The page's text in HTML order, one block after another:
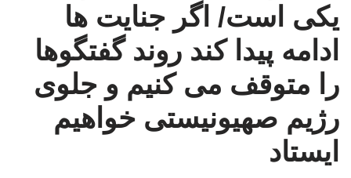
یکی است/ اگر جنایت ها
ادامه پیدا کند روند گفتگوها
را متوقف می کنیم و جلوی
رژیم صهیونیستی خواهیم
ایستاد